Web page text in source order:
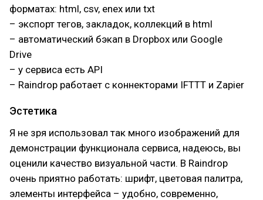
форматах: html, csv, enex или txt
– экспорт тегов, закладок, коллекций в html
– автоматический бэкап в Dropbox или Google
Drive
– у сервиса есть API
– Raindrop работает с коннекторами IFTTT и Zapier
Эстетика
Я не зря использовал так много изображений для
демонстрации функционала сервиса, надеюсь, вы
оценили качество визуальной части. В Raindrop
очень приятно работать: шрифт, цветовая палитра,
элементы интерфейса – удобно, современно,